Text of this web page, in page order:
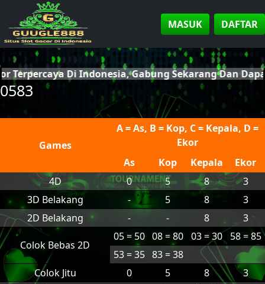
MASUK DAFTAR
Di Indonesia, Gabung Sekarang Dan
0583
Games
A = As, B = Kop, C = Kepala, D =
Ekor
As
Kop Kepala
Ekor
4D
0 5 8
3
3D Belakang
- 5 8
3
2D Belakang
- - 8 3
Colok Bebas 2D
05 = 50 08 = 80 03 = 30
58 = 85
53 = 35 83 = 38
Colok Jitu
0 5 8
3